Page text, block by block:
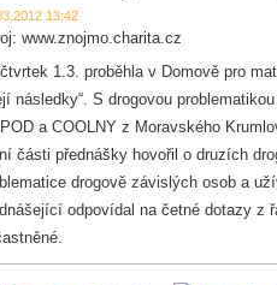
13:42
www.znojmo.charita.cz
1.3. proběhla v Domově pro
následky“. S drogovou
a COOLNY z Moravského
části přednášky hovořil o druzích
drogově závislých osob a
odpovídal na četné dotazy z